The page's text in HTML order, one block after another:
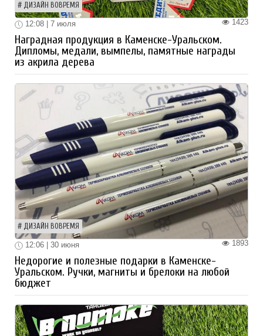
ДИЗАЙН ВОВРЕМЯ
1423
12:08 | 7 июля
Наградная продукция в Каменске-Уральском.
Дипломы, медали, вымпелы, памятные награды
из акрила дерева
ДИЗАЙН ВОВРЕМЯ
1893
12:06 | 30 июня
Недорогие и полезные подарки в Каменске-
Уральском. Ручки, магниты и брелоки на любой
бюджет